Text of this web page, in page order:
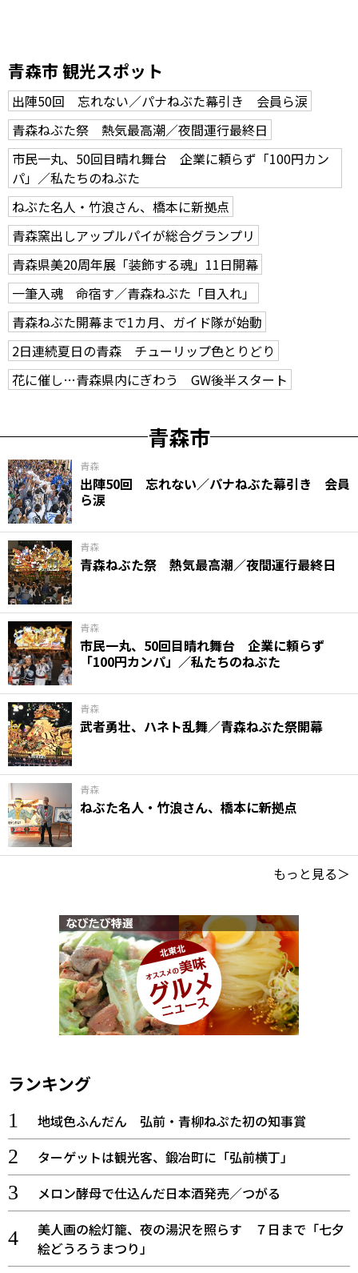
青森市 観光スポット
出陣50回 忘れない／パナねぶた幕引き 会員ら涙
青森ねぶた祭 熱気最高潮／夜間運行最終日
市民一丸、50回目晴れ舞台 企業に頼らず「100円カン
パ」／私たちのねぶた
ねぶた名人・竹浪さん、橋本に新拠点
青森窯出しアップルパイが総合グランプリ
青森県美20周年展「装飾する魂」11日開幕
一筆入魂 命宿す／青森ねぶた「目入れ」
青森ねぶた開幕まで1カ月、ガイド隊が始動
2日連続夏日の青森 チューリップ色とりどり
花に催し…青森県内にぎわう GW後半スタート
青森市
青森
出陣50回 忘れない／パナねぶた幕引き 会員
ら涙
青森
青森ねぶた祭 熱気最高潮／夜間運行最終日
青森
市民一丸、50回目晴れ舞台 企業に頼らず
「100円カンパ」／私たちのねぶた
青森
武者勇壮、ハネト乱舞／青森ねぶた祭開幕
青森
ねぶた名人・竹浪さん、橋本に新拠点
もっと見る＞
ランキング
地域色ふんだん 弘前・青柳ねぷた初の知事賞
ターゲットは観光客、鍛冶町に「弘前横丁」
メロン酵母で仕込んだ日本酒発売／つがる
美人画の絵灯籠、夜の湯沢を照らす ７日まで「七夕
絵どうろうまつり」